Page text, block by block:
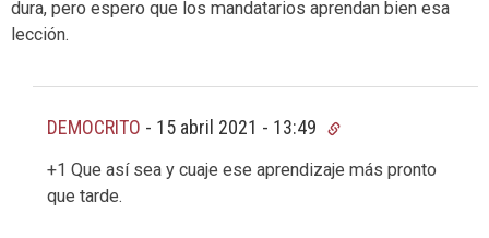
dura, pero espero que los mandatarios aprendan bien esa
lección.
DEMOCRITO - 15 abril 2021 - 13:49
+1 Que así sea y cuaje ese aprendizaje más pronto
que tarde.